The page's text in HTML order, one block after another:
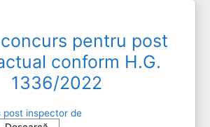
pentru post
conform H.G.
1336/2022
post inspector de